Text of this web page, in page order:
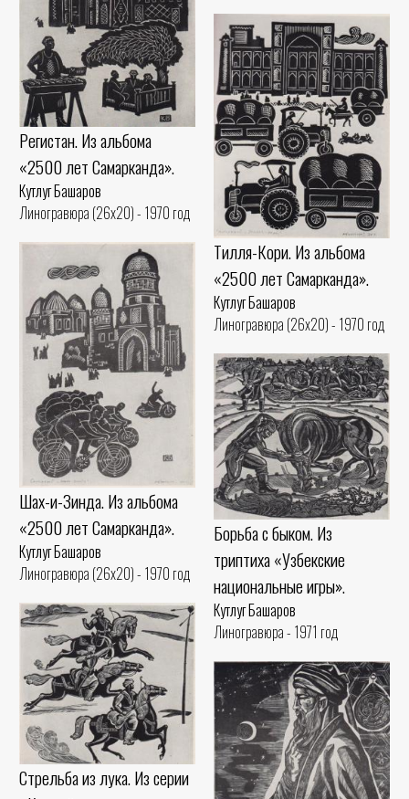
Регистан. Из альбома
«2500 лет Самарканда».
Кутлуг Башаров
Линогравюра (26x20) - 1970 год
Тилля-Кори. Из альбома
«2500 лет Самарканда».
Кутлуг Башаров
Линогравюра (26x20) - 1970 год
Шах-и-Зинда. Из альбома
«2500 лет Самарканда».
Кутлуг Башаров
Линогравюра (26x20) - 1970 год
Борьба с быком. Из
триптиха «Узбекские
национальные игры».
Кутлуг Башаров
Линогравюра - 1971 год
Стрельба из лука. Из серии